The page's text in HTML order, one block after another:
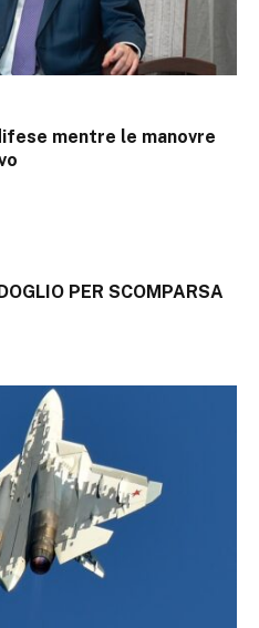
mentre le manovre
PER SCOMPARSA